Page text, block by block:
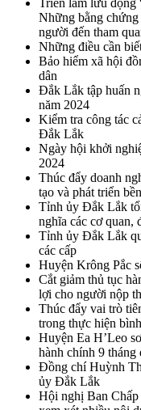
Triển lãm lưu
Những bằng
người đến tham
Những điều cần
Bảo hiểm xã hội
dân
Đắk Lắk tập huấn
năm 2024
Kiểm tra công tác
Đắk Lắk
Ngày hội khởi
2024
Thúc đẩy doanh
tạo và phát triển
Tỉnh ủy Đắk Lắk
nghĩa các cơ quan,
Tỉnh ủy Đắk Lắk
các cấp
Huyện Krông Pắc
Cắt giảm thủ tục
lợi cho người nộp
Thúc đẩy vai trò
trong thực hiện
Huyện Ea H’Leo
hành chính 9 tháng
Đồng chí Huỳnh
ủy Đắk Lắk
Hội nghị Ban